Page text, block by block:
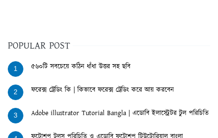
POPULAR POST
1 ৫৬০টি সবচেয়ে কঠিন ধাঁধা উত্তর সহ ছবি
2 ফরেক্স ট্রেডিং কি | কিভাবে ফরেক্স ট্রেডিং করে আয় করবেন
3 Adobe illustrator Tutorial Bangla | এডোবি ইলাস্ট্রেটর টুল পরিচিতি